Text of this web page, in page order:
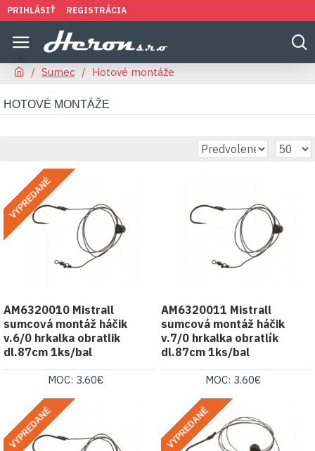
PRIHLÁSIŤ REGISTRÁCIA
Sumec Hotové montáže
HOTOVÉ MONTÁŽE
VYPREDANÉ
AM6320010 Mistrall
sumcová montáž háčik
v.6/0 hrkalka obratlik
dl.87cm 1ks/bal
MOC: 3.60€
AM6320011 Mistrall
sumcová montáž háčik
v.7/0 hrkalka obratlík
dl.87cm 1ks/bal
MOC: 3.60€
VYPREDANÉ VYPREDANÉ